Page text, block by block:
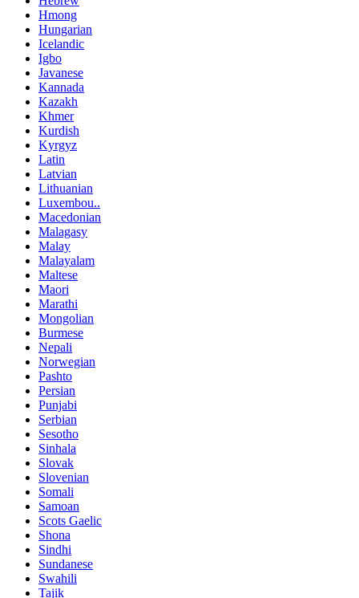
Hmong
Hungarian
Icelandic
Igbo
Javanese
Kannada
Kazakh
Khmer
Kurdish
Kyrgyz
Latin
Latvian
Lithuanian
Luxembou..
Macedonian
Malagasy
Malay
Malayalam
Maltese
Maori
Marathi
Mongolian
Burmese
Nepali
Norwegian
Pashto
Persian
Punjabi
Serbian
Sesotho
Sinhala
Slovak
Slovenian
Somali
Samoan
Scots Gaelic
Shona
Sindhi
Sundanese
Swahili
Tajik